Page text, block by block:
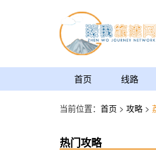
首页 线路
当前位置： 首页 > 攻略 >
热门攻略